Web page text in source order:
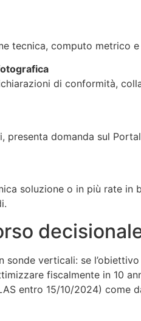
tecnica, computo
di conformità,
domanda sul
soluzione o in più rate
verticali: se
fiscalmente in 10
entro 15/10/2024) come